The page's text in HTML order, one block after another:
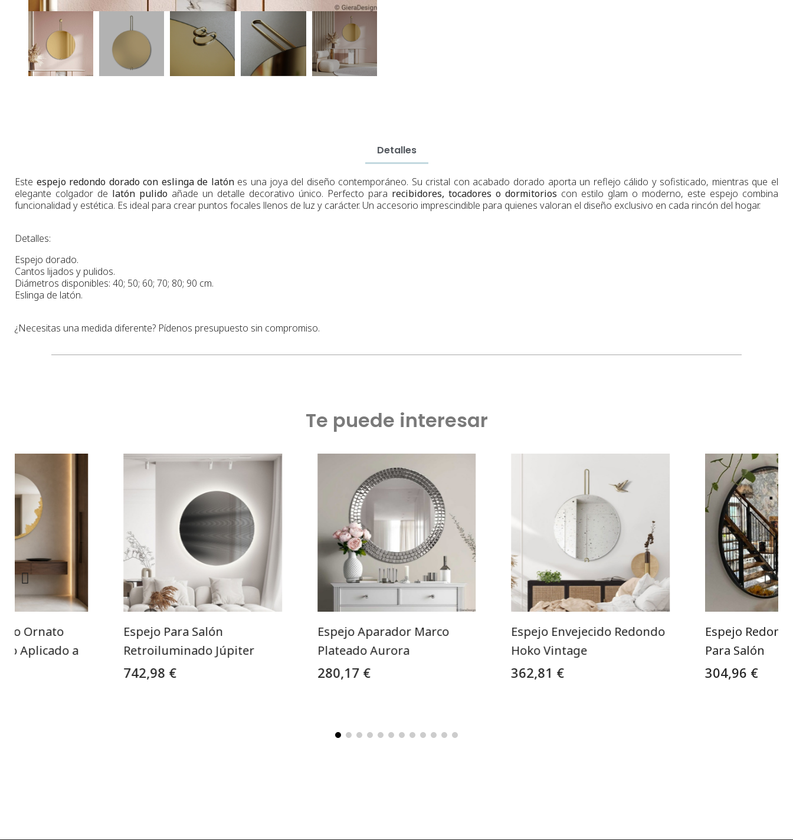
Detalles
Este espejo redondo dorado con eslinga de latónes una joya del diseño contemporáneo. Su cristal con acabado dorado aporta un reflejo cálido y sofisticado, mientras que el
elegante colgador de latón pulido añade un detalle decorativo único. Perfecto para recibidores, tocadores o dormitorios con estilo glam o moderno, este espejo combina
funcionalidad y estética. Es ideal para crear puntos focales llenos de luz y carácter. Un accesorio imprescindible para quienes valoran el diseño exclusivo en cada rincón del hogar.
Detalles:
Espejo dorado.
Cantos lijados y pulidos.
Diámetros disponibles: 40; 50; 60; 70; 80; 90 cm.
Eslinga de latón.
¿Necesitas una medida diferente? Pídenos presupuesto sin compromiso.
Te puede interesar
Ornato
Aplicado a
Espejo Para Salón
Retroiluminado Júpiter
742,98 €
Espejo Aparador Marco
Plateado Aurora
280,17 €
Espejo Envejecido Redondo
Hoko Vintage
362,81 €
Espejo
Para Salón
304,96 €